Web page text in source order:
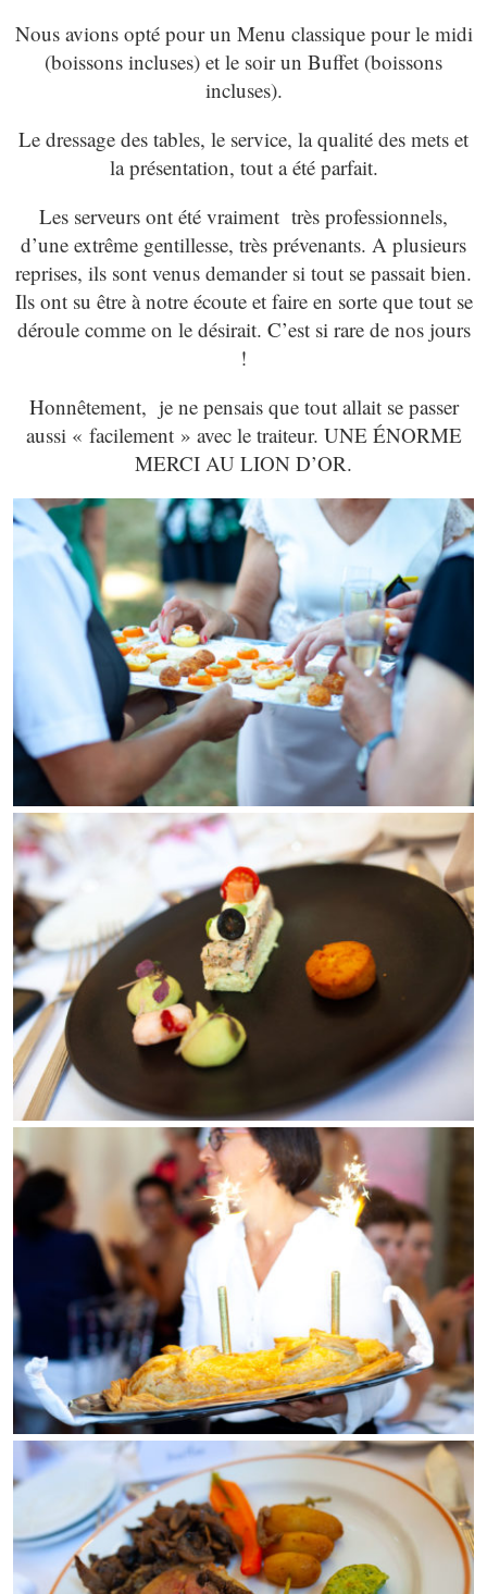
Nous avions opté pour un Menu classique pour le midi
(boissons incluses) et le soir un Buffet (boissons
incluses).
Le dressage des tables, le service, la qualité des mets et
la présentation, tout a été parfait.
Les serveurs ont été vraiment très professionnels,
d’une extrême gentillesse, très prévenants. A plusieurs
reprises, ils sont venus demander si tout se passait bien.
Ils ont su être à notre écoute et faire en sorte que tout se
déroule comme on le désirait. C’est si rare de nos jours
!
Honnêtement, je ne pensais que tout allait se passer
aussi « facilement » avec le traiteur. UNE ÉNORME
MERCI AU LION D’OR.